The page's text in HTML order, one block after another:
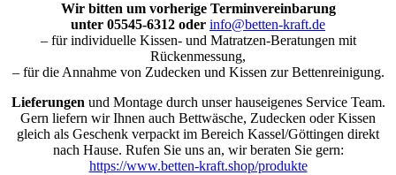
Wir bitten um vorherige Terminvereinbarung
unter 05545-6312 oder info@betten-kraft.de
– für individuelle Kissen- und Matratzen-Beratungen mit
Rückenmessung,
– für die Annahme von Zudecken und Kissen zur Bettenreinigung.
Lieferungen und Montage durch unser hauseigenes Service Team.
Gern liefern wir Ihnen auch Bettwäsche, Zudecken oder Kissen
gleich als Geschenk verpackt im Bereich Kassel/Göttingen direkt
nach Hause. Rufen Sie uns an, wir beraten Sie gern:
https://www.betten-kraft.shop/produkte